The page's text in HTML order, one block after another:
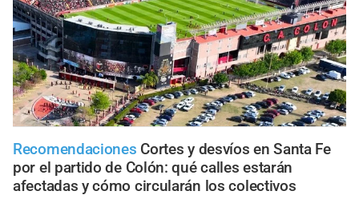
Recomendaciones Cortes y desvíos en Santa Fe
por el partido de Colón: qué calles estarán
afectadas y cómo circularán los colectivos